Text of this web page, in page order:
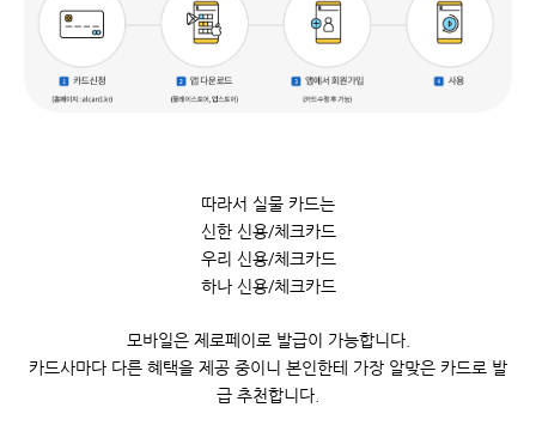
따라서 실물 카드는
신한 신용/체크카드
우리 신용/체크카드
하나 신용/체크카드
모바일은 제로페이로 발급이 가능합니다.
카드사마다 다른 혜택을 제공 중이니 본인한테 가장 알맞은 카드로 발
급 추천합니다.